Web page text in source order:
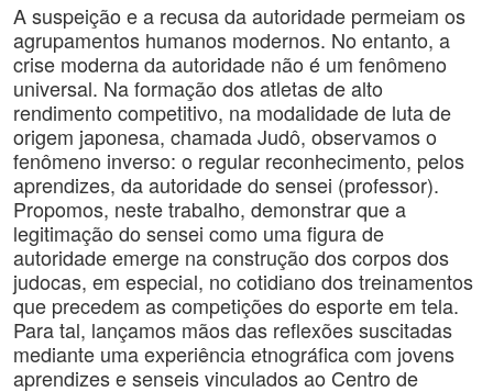
A suspeição e a recusa da autoridade permeiam os
agrupamentos humanos modernos. No entanto, a
crise moderna da autoridade não é um fenômeno
universal. Na formação dos atletas de alto
rendimento competitivo, na modalidade de luta de
origem japonesa, chamada Judô, observamos o
fenômeno inverso: o regular reconhecimento, pelos
aprendizes, da autoridade do sensei (professor).
Propomos, neste trabalho, demonstrar que a
legitimação do sensei como uma figura de
autoridade emerge na construção dos corpos dos
judocas, em especial, no cotidiano dos treinamentos
que precedem as competições do esporte em tela.
Para tal, lançamos mãos das reflexões suscitadas
mediante uma experiência etnográfica com jovens
aprendizes e senseis vinculados ao Centro de